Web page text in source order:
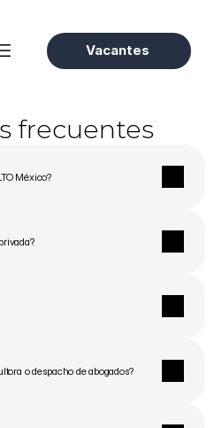
Vacantes
frecuentes
México?
o despacho de abogados?